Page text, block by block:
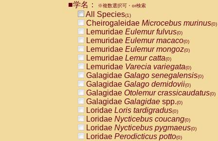
CebidaeCebus nigrivittatus
CebidaeCebus
CebidaeSaimiri boliviensis(0)
CebidaeSaimiri sciureus(0)
AtelidaeAlouatta caraya(0)
AtelidaeAlouatta fusca(0)
AtelidaeAlouatta seniculus
AtelidaeAlouattaspp.(0)
AtelidaeAteles belzebuth(0)
AtelidaeAteles geoffroyi(0)
AtelidaeAteles paniscus(0)
AtelidaeAtelesspp.(0)
Atelidae Lagothrix lagothricha
AtelidaeLagothrix lagothricha cana
PitheciidaeCacajao calvus
PitheciidaeCallicebus cupreus
■学名： ※複数選択可・or検索
All Species(1)
Cheirogaleidae Microcebus murinus(0)
Lemuridae Eulemur fulvus(0)
Lemuridae Eulemur macaco(0)
Lemuridae Eulemur mongoz(0)
Lemuridae Lemur catta(0)
Lemuridae Varecia variegata(0)
Galagidae Galago senegalensis(0)
Galagidae Galago demidovii(0)
Galagidae Otolemur crassicaudatus(0)
Galagidae Galagidae spp.(0)
Loridae Loris tardigradus(0)
Loridae Nycticebus coucang(0)
Loridae Nycticebus pygmaeus(0)
Loridae Perodicticus potto(0)